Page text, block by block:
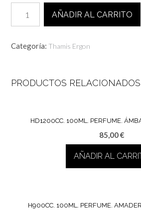
100ml.
Perfume.
cantidad
AÑADIR AL CARRITO
Categoría: Thamis Ergon
PRODUCTOS RELACIONADOS
HD1200CC. 100ML. PERFUME.
85,00€
AÑADIR AL
H900CC. 100ML. PERFUME.